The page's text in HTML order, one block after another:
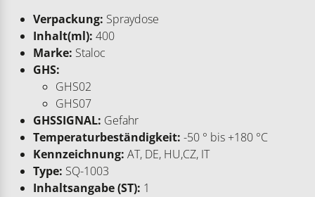
Verpackung: Spraydose
Inhalt(ml): 400
Marke: Staloc
GHS:
GHS02
GHS07
GHSSIGNAL: Gefahr
Temperaturbeständigkeit: -50 ° bis +180 °C
Kennzeichnung: AT, DE, HU,CZ, IT
Type: SQ-1003
Inhaltsangabe (ST): 1